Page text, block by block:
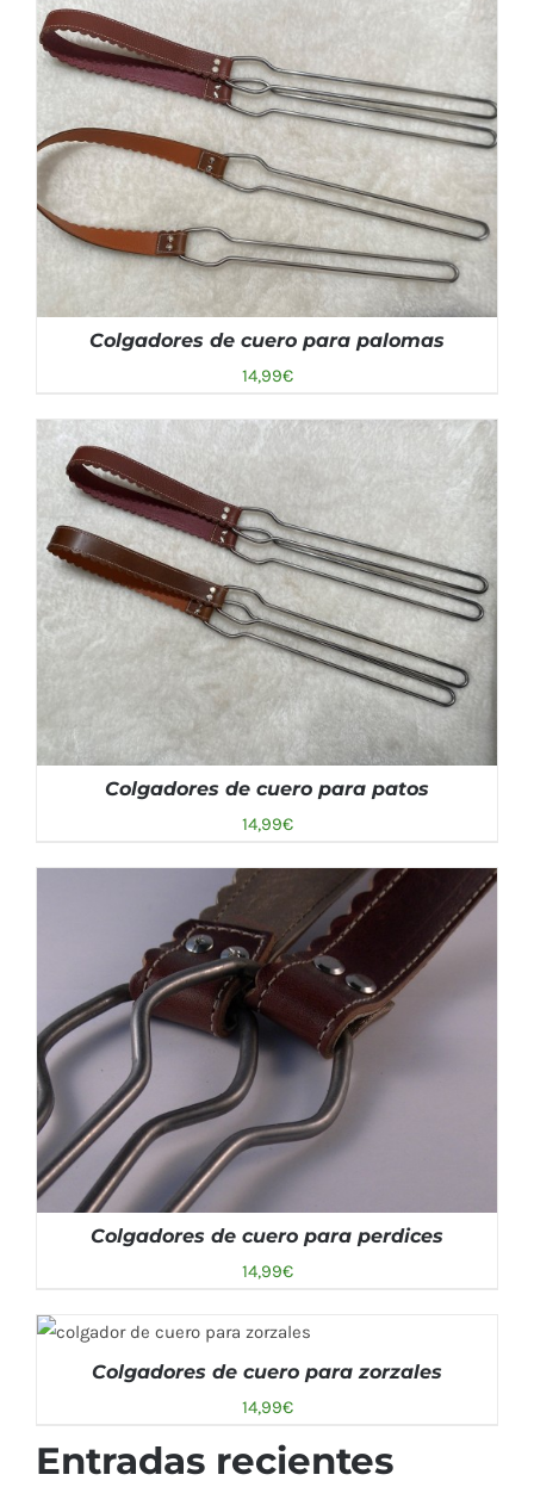
SELECCIONAR OPCIONES
AÑADIR AL CARRITO
Colgadores de cuero para palomas
14,99€
AÑADIR AL CARRITO / DETALLES
Colgadores de cuero para patos
14,99€
Colgadores de cuero para perdices
14,99€
DETALLES
Colgadores de cuero para zorzales
14,99€
Entradas recientes